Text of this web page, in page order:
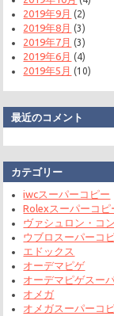
2019年9月 (2)
2019年8月 (3)
2019年7月 (3)
2019年6月 (4)
2019年5月 (10)
最近のコメント
カテゴリー
iwcスーパーコピー
Rolexスーパーコピ
ヴァシュロン・コ
ウブロスーパーコ
エドックス
オーデマピゲ
オーデマピゲスー
オメガ
オメガスーパーコ